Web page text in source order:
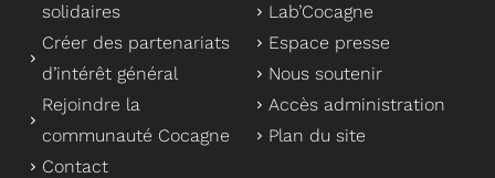
solidaires
Créer des partenariats
d’intérêt général
Rejoindre la
communauté Cocagne
Contact
Lab’Cocagne
Espace presse
Nous soutenir
Accès administration
Plan du site